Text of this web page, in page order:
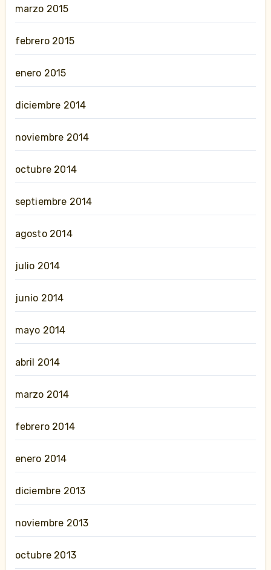
marzo 2015
febrero 2015
enero 2015
diciembre 2014
noviembre 2014
octubre 2014
septiembre 2014
agosto 2014
julio 2014
junio 2014
mayo 2014
abril 2014
marzo 2014
febrero 2014
enero 2014
diciembre 2013
noviembre 2013
octubre 2013